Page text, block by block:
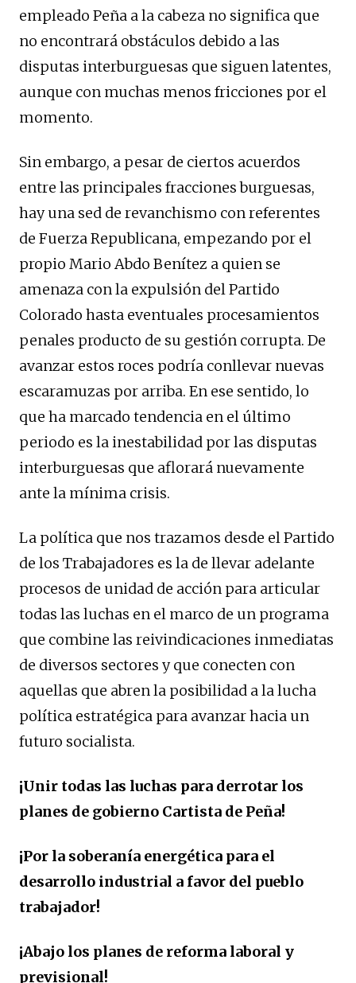
empleado Peña a la cabeza no significa que
no encontrará obstáculos debido a las
disputas interburguesas que siguen latentes,
aunque con muchas menos fricciones por el
momento.
Sin embargo, a pesar de ciertos acuerdos
entre las principales fracciones burguesas,
hay una sed de revanchismo con referentes
de Fuerza Republicana, empezando por el
propio Mario Abdo Benítez a quien se
amenaza con la expulsión del Partido
Colorado hasta eventuales procesamientos
penales producto de su gestión corrupta. De
avanzar estos roces podría conllevar nuevas
escaramuzas por arriba. En ese sentido, lo
que ha marcado tendencia en el último
periodo es la inestabilidad por las disputas
interburguesas que aflorará nuevamente
ante la mínima crisis.
La política que nos trazamos desde el Partido
de los Trabajadores es la de llevar adelante
procesos de unidad de acción para articular
todas las luchas en el marco de un programa
que combine las reivindicaciones inmediatas
de diversos sectores y que conecten con
aquellas que abren la posibilidad a la lucha
política estratégica para avanzar hacia un
futuro socialista.
¡Unir todas las luchas para derrotar los
planes de gobierno Cartista de Peña!
¡Por la soberanía energética para el
desarrollo industrial a favor del pueblo
trabajador!
¡Abajo los planes de reforma laboral y
previsional!